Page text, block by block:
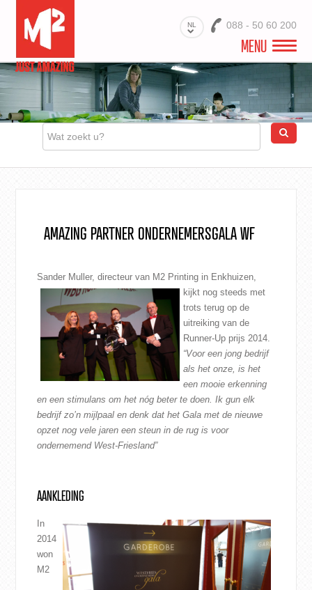
NL 088 - 50 60 200
MENU
WELKOM
PROJECTEN
PRODUCTEN
DIENSTEN
OVER ONS
CONTACT
WEBSHOP
AMAZING PARTNER ONDERNEMERSGALA WF
Sander Muller, directeur van M2 Printing in Enkhuizen,
kijkt nog steeds met
trots terug op de
uitreiking van de
Runner-Up prijs 2014.
“Voor een jong bedrijf
als het onze, is het
een mooie erkenning
en een stimulans om het nóg beter te doen. Ik gun elk
bedrijf zo’n mijlpaal en denk dat het Gala met de nieuwe
opzet nog vele jaren een steun in de rug is voor
ondernemend West-Friesland”
AANKLEDING
In
2014
won
M2